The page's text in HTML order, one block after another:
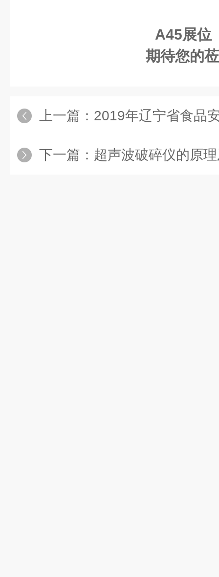
A45展位
期待您的
上一篇： 2019年辽宁省食品安全检
下一篇： 超声波破碎仪的原